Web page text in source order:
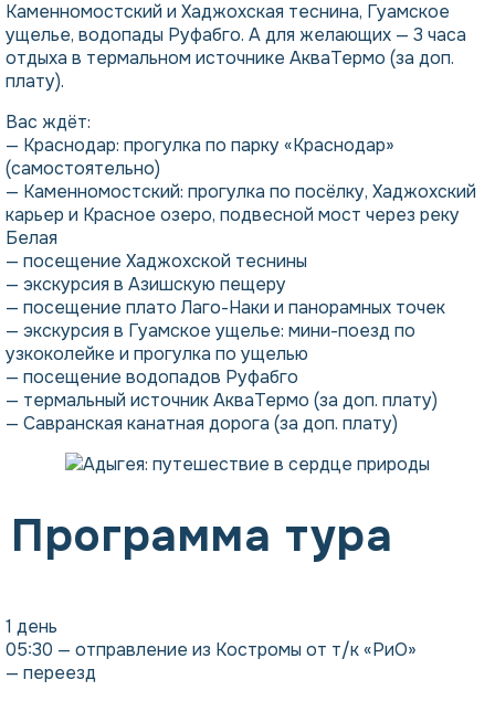
Каменномостский и Хаджохская теснина, Гуамское
ущелье, водопады Руфабго. А для желающих — 3 часа
отдыха в термальном источнике АкваТермо (за доп.
плату).
Вас ждёт:
— Краснодар: прогулка по парку «Краснодар»
(самостоятельно)
— Каменномостский: прогулка по посёлку, Хаджохский
карьер и Красное озеро, подвесной мост через реку
Белая
— посещение Хаджохской теснины
— экскурсия в Азишскую пещеру
— посещение плато Лаго-Наки и панорамных точек
— экскурсия в Гуамское ущелье: мини-поезд по
узкоколейке и прогулка по ущелью
— посещение водопадов Руфабго
— термальный источник АкваТермо (за доп. плату)
— Савранская канатная дорога (за доп. плату)
Программа тура
1 день
05:30 — отправление из Костромы от т/к «РиО»
— переезд